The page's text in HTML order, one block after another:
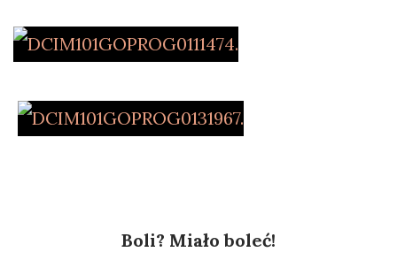
Boli? Miało boleć!